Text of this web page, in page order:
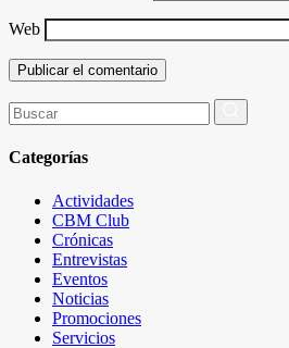
Web
Buscar
por:
Categorías
Actividades
CBM Club
Crónicas
Entrevistas
Eventos
Noticias
Promociones
Servicios